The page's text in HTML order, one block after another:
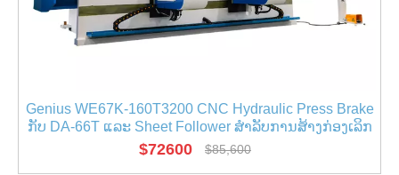
Genius WE67K-160T3200 CNC Hydraulic Press Brake
ກັບ DA-66T ແລະ Sheet Follower ສໍາລັບການສ້າງກ່ອງເລິກ
$72600 $85,600